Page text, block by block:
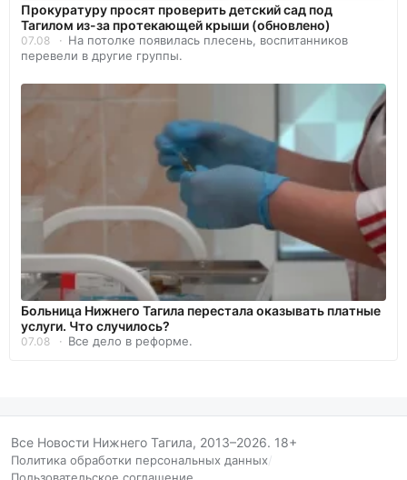
Прокуратуру просят проверить детский сад под
Тагилом из-за протекающей крыши (обновлено)
07.08
На потолке появилась плесень, воспитанников
перевели в другие группы.
Больница Нижнего Тагила перестала оказывать платные
услуги. Что случилось?
07.08 Все дело в реформе.
Все Новости Нижнего Тагила, 2013–2026. 18+
Политика обработки персональных данных/